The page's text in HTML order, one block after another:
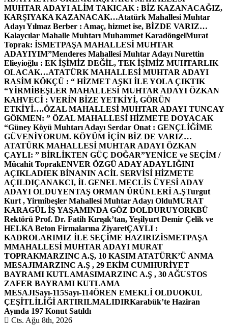
MUHTAR ADAYI ALİM TAKICAK : BİZ KAZANACAĞIZ,
KARŞIYAKA KAZANACAK…Atatürk Mahallesi Muhtar
Adayı Yılmaz Berber : Amaç, hizmet ise, BİZDE VARIZ…
Kalaycılar Mahalle Muhtarı Muhammet KaradöngelMurat
Toprak: İSMETPAŞA MAHALLESİ MUHTAR
ADAYIYIM”Menderes Mahallesi Muhtar Adayı Nurettin
Elieyioğlu : EK İŞİMİZ DEĞİL, TEK İŞİMİZ MUHTARLIK
OLACAK…ATATÜRK MAHALLESİ MUHTAR ADAYI
RASİM KÖKÇÜ : “ HİZMET AŞKI İLE YOLA ÇIKTIK
“YİRMİBEŞLER MAHALLESİ MUHTAR ADAYI ÖZKAN
KAHVECİ : VERİN BİZE YETKİYİ, GÖRÜN
ETKİYİ….ÖZAL MAHALLESİ MUHTAR ADAYI TUNCAY
GÖKMEN: ” ÖZAL MAHALLESİ HİZMETE DOYACAK
“Güney Köyü Muhtarı Adayı Serdar Onat : GENÇLİĞİME
GÜVENİYORUM. KÖYÜM İÇİN BİZ DE VARIZ…
ATATÜRK MAHALLESİ MUHTAR ADAYI ÖZKAN
ÇAYLI: ” BİRLİKTEN GÜÇ DOĞAR”YENİCE ve SEÇİM /
Mücahit ToprakENVER ÖZGÜ ADAY ADAYLIĞINI
AÇIKLADIEK BİNANIN ACİL SERVİSİ HİZMETE
AÇILDIÇANAKCI, İL GENEL MECLİS ÜYESİ ADAY
ADAYI OLDUYENTAŞ ORMAN ÜRÜNLERİ A.ŞTurgut
Kurt , Yirmibeşler Mahallesi Muhtar Adayı OlduMURAT
KARAGÜL İŞ YAŞAMINDA GÖZ DOLDURUYORKBÜ
Rektörü Prof. Dr. Fatih Kırışık’tan, Yeşilyurt Demir Çelik ve
HELKA Beton Firmalarına ZiyaretÇAYLI :
KADROLARIMIZ İLE SEÇİME HAZIRIZİSMETPAŞA
MMAHALLESİ MUHTAR ADAYI MURAT
TOPRAKMARZINC A.Ş, 10 KASIM ATATÜRK’Ü ANMA
MESAJIMARZINC A.Ş , 29 EKİM CUMHURİYET
BAYRAMI KUTLAMASIMARZINC A.Ş , 30 AĞUSTOS
ZAFER BAYRAMI KUTLAMA
MESAJISayı-115Sayı-114ÖREN EMEKLİ OLDUOKUL
ÇEŞİTLİLİĞİ ARTIRILMALIDIRKarabük’te Haziran
Ayında 197 Konut Satıldı
Cts. Ağu 8th, 2026